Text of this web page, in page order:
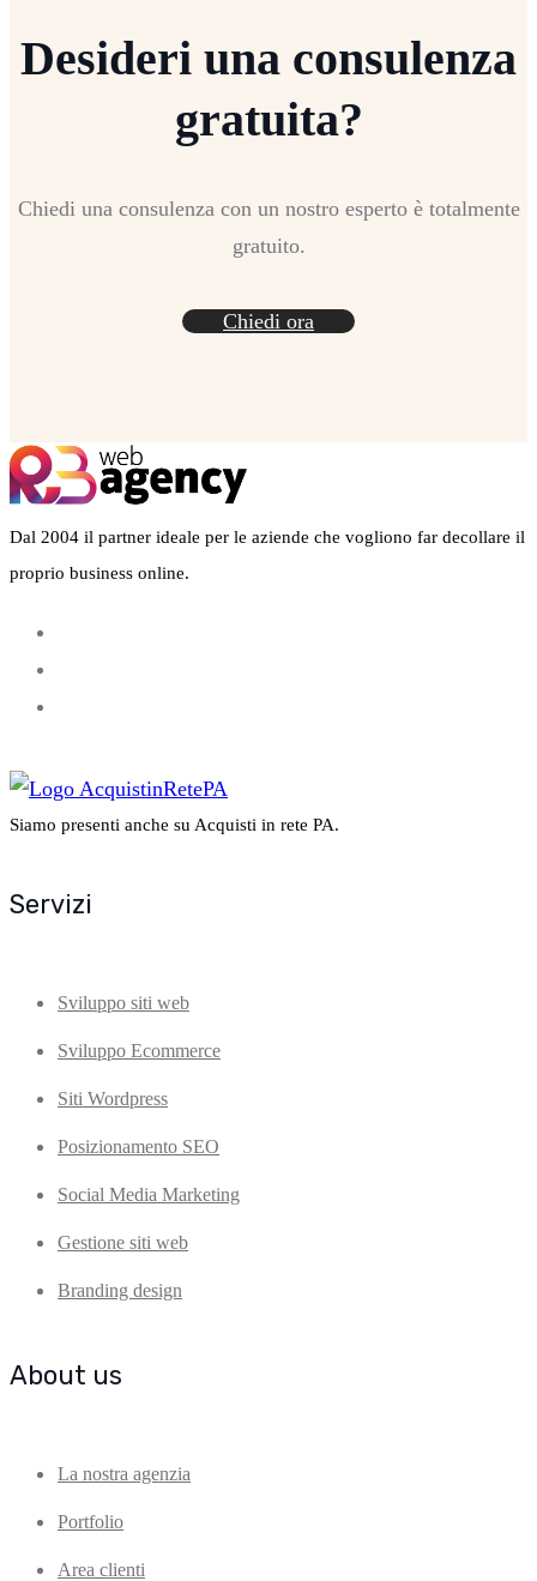
Desideri una consulenza
gratuita?
Chiedi una consulenza con un nostro esperto è totalmente
gratuito.
Chiedi ora
Dal 2004 il partner ideale per le aziende che vogliono far decollare il
proprio business online.
Siamo presenti anche su Acquisti in rete PA.
Servizi
Sviluppo siti web
Sviluppo Ecommerce
Siti Wordpress
Posizionamento SEO
Social Media Marketing
Gestione siti web
Branding design
About us
La nostra agenzia
Portfolio
Area clienti